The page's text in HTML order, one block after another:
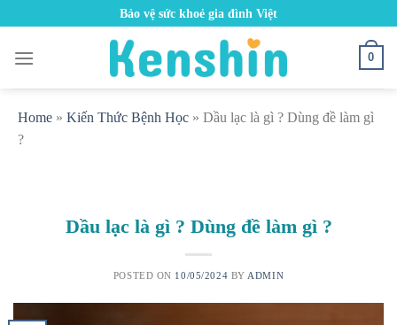
content
Bảo vệ sức khoẻ gia đình Việt
0
Home » Kiến Thức Bệnh Học » Dầu lạc là gì ? Dùng đề làm gì
?
Dầu lạc là gì ? Dùng đề làm gì ?
POSTED ON 10/05/2024 BY ADMIN